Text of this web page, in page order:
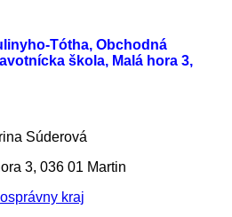
Tótha, Obchodná
škola, Malá hora 3,
Súderová
3, 036 01 Martin
kraj